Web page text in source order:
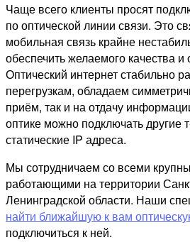
Чаще всего клиенты просят
по оптической линии связи. Это
мобильная связь крайне
обеспечить желаемого качества и
Оптический интернет стабильно
перегрузкам, обладаем
приём, так и на отдачу
оптике можно подключать другие
статические IP адреса.
Мы сотрудничаем со всеми
работающими на территории
Ленинградской области. Наши
найти ближайшую к вам
подключиться к ней.